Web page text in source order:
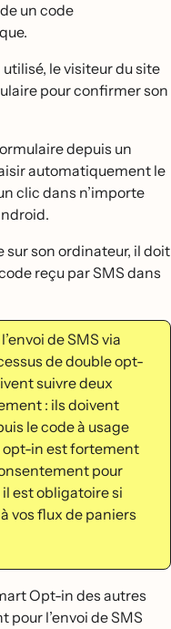
un code
le visiteur du site
pour confirmer son
depuis un
automatiquement le
clic dans n’importe
sur son ordinateur, il doit
reçu par SMS dans
de SMS via
de double opt-
suivre deux
: ils doivent
le code à usage
opt-in est fortement
pour
il est obligatoire si
vos flux de paniers
Opt-in des autres
l’envoi de SMS